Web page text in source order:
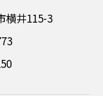
横井115-3